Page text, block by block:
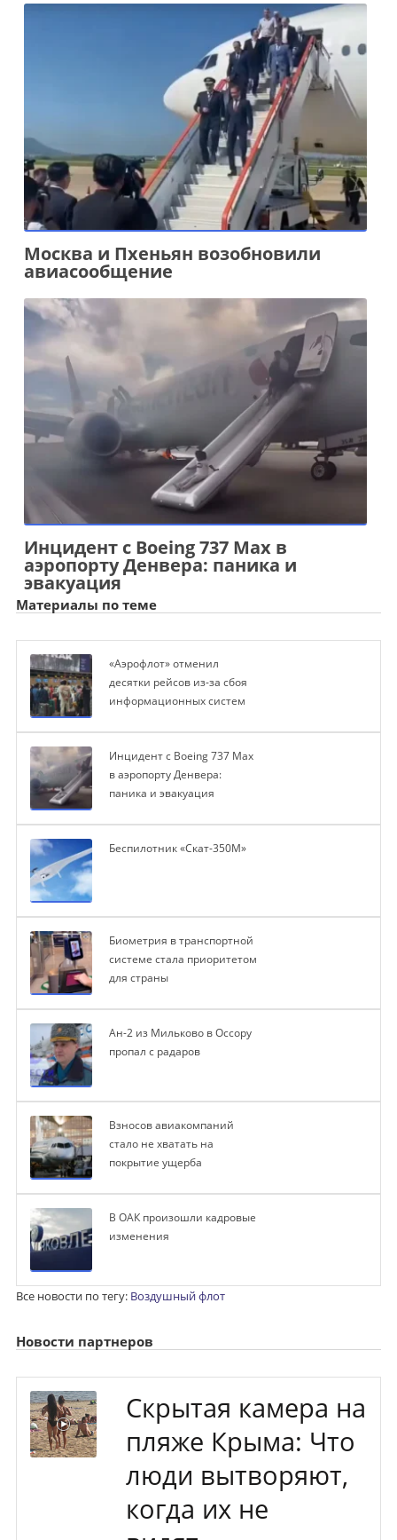
Москва и Пхеньян возобновили
авиасообщение
Инцидент с Boeing 737 Max в
аэропорту Денвера: паника и
эвакуация
Материалы по теме
«Аэрофлот» отменил
десятки рейсов из-за сбоя
информационных систем
Инцидент с Boeing 737 Max
в аэропорту Денвера:
паника и эвакуация
Беспилотник «Скат-350М»
Биометрия в транспортной
системе стала приоритетом
для страны
Ан-2 из Мильково в Оссору
пропал с радаров
Взносов авиакомпаний
стало не хватать на
покрытие ущерба
В ОАК произошли кадровые
изменения
Все новости по тегу: Воздушный флот
Новости партнеров
Скрытая камера на
пляже Крыма: Что
люди вытворяют,
когда их не